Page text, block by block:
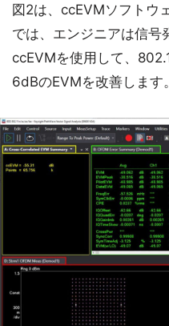
図2は、ccEVMソフトウ
では、エンジニアは信号
ccEVMを使用して、
6dBのEVMを改善します。